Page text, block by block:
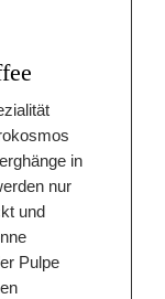
in
nur
und
Pulpe